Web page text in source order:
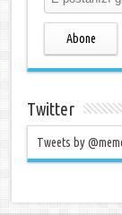
Abone
Twitter
Tweets by